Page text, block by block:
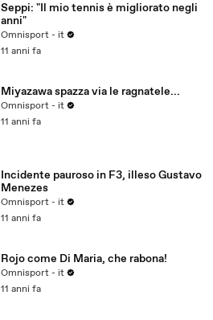
Seppi: "Il mio tennis è migliorato negli
anni"
Omnisport - it
11 anni fa
Miyazawa spazza via le ragnatele...
Omnisport - it
11 anni fa
Incidente pauroso in F3, illeso Gustavo
Menezes
Omnisport - it
11 anni fa
Rojo come Di Maria, che rabona!
Omnisport - it
11 anni fa